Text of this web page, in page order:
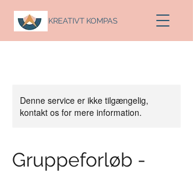
KREATIVT KOMPAS
Denne service er ikke tilgængelig,
kontakt os for mere information.
Gruppeforløb -